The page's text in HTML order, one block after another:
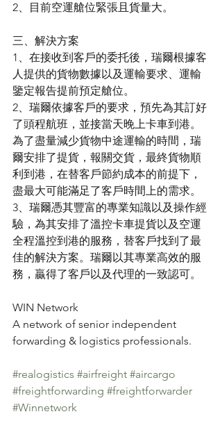
2、目前空運艙位緊張且貨量大。
三、解決方案
1、在接收到客戶的委托後，瑞爾根據客
人提供的貨物數據以及運輸要求、運輸
鑒定報告提前預定艙位。
2、瑞爾依據客戶的要求，預先為其訂好
了頭程航班，並接當天晚上卡車到港。
為了盡量減少貨物中途運輸的時間，瑞
爾安排了提貨，報關交貨，最終貨物順
利到港，在替客戶節約成本的前提下，
盡最大可能滿足了客戶時間上的需求。
3、瑞爾憑其豐富的專業知識以及操作經
驗，為其安排了溫控卡車提貨以及空運
全程溫控到港的服務，替客戶找到了最
佳的解決方案。瑞爾以其專業高效的服
務，贏得了客戶以及代理的一致認可。
WIN Network
A network of senior independent
forwarding & logistics professionals.
#realogistics #airfreight #aircargo
#freightforwarding #freightforwarder
#Winnetwork